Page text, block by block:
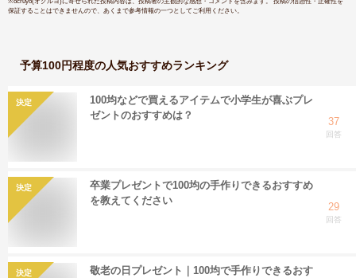
保証することはできませんので、あくまで参考情報の一つとしてご利用ください。
予算100円程度の人気おすすめランキング
決定
100均などで買えるアイテムで小学生が喜ぶプレ
ゼントのおすすめは？
37
回答
決定
卒業プレゼントで100均の手作りできるおすすめ
を教えてください
29
回答
決定
敬老の日プレゼント｜100均で手作りできるおす